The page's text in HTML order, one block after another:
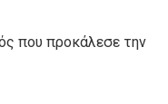
που προκάλεσε την